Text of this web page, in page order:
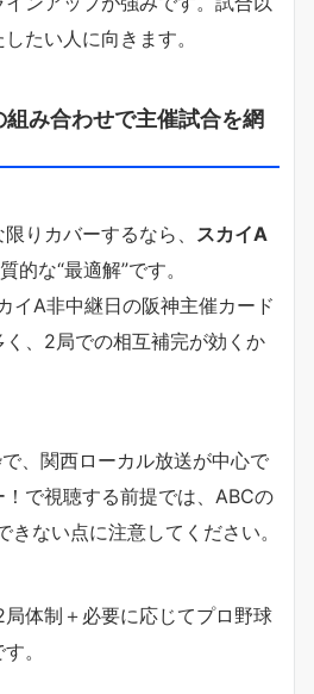
たい人に向きます。
み合わせで主催試合を網
りカバーするなら、 スカイA
的な“最適解”です。
イA非中継日の阪神主催カード
、2局での相互補完が効くか
、関西ローカル放送が中心で
で視聴する前提では、ABCの
ない点に注意してください。
体制＋必要に応じてプロ野球
。